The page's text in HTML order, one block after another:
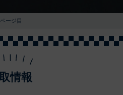
ージ目
情報